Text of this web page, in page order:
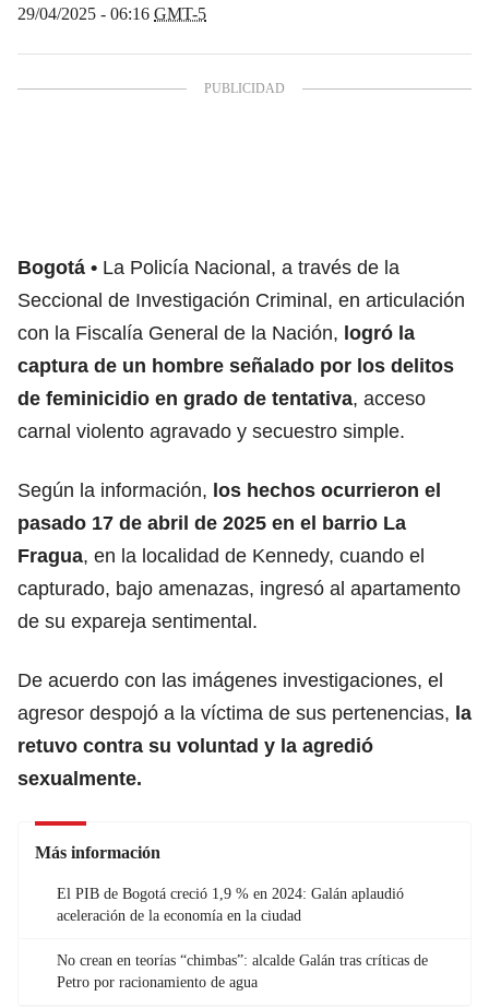
29/04/2025 - 06:16 GMT-5
Bogotá
La Policía Nacional, a través de la
Seccional de Investigación Criminal, en articulación
con la Fiscalía General de la Nación, logró la
captura de un hombre señalado por los delitos
de feminicidio en grado de tentativa, acceso
carnal violento agravado y secuestro simple.
Según la información, los hechos ocurrieron el
pasado 17 de abril de 2025 en el barrio La
Fragua, en la localidad de Kennedy, cuando el
capturado, bajo amenazas, ingresó al apartamento
de su expareja sentimental.
De acuerdo con las imágenes investigaciones, el
agresor despojó a la víctima de sus pertenencias, la
retuvo contra su voluntad y la agredió
sexualmente.
Más información
El PIB de Bogotá creció 1,9 % en 2024: Galán aplaudió
aceleración de la economía en la ciudad
No crean en teorías “chimbas”: alcalde Galán tras críticas de
Petro por racionamiento de agua